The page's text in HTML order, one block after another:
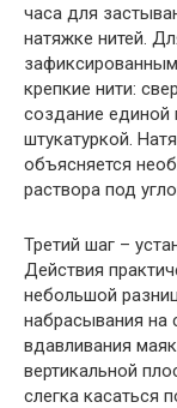
часа для
натяжке нитей.
крепкие нити:
создание единой
штукатуркой.
объясняется
раствора под
Третий шаг –
Действия
небольшой
набрасывания на
вдавливания
вертикальной
слегка касаться